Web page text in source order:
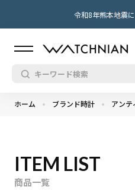
令和8年熊本地震
ホーム ブランド時計 アンテ
ITEM LIST
商品一覧